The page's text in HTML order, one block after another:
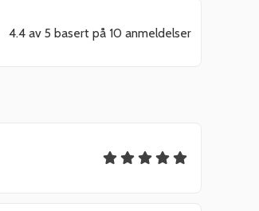
4.4 av 5 basert på 10 anmeldelser